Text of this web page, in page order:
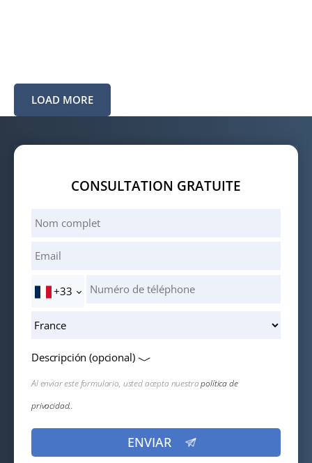
LOAD MORE
CONSULTATION GRATUITE
+33
Descripción (opcional)
Al enviar este formulario, usted acepta nuestrapolítica de
privacidad..